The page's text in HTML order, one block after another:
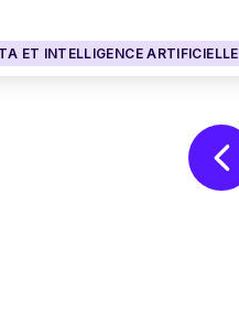
ET INTELLIGENCE ARTIFICIELLE